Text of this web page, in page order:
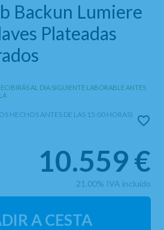
Backun Lumiere
Plateadas
AL DIA SIGUIENTE LABORABLE ANTES
HECHOS ANTES DE LAS 15:00 HORAS)
10.559€
21.00% IVA incluido
A CESTA